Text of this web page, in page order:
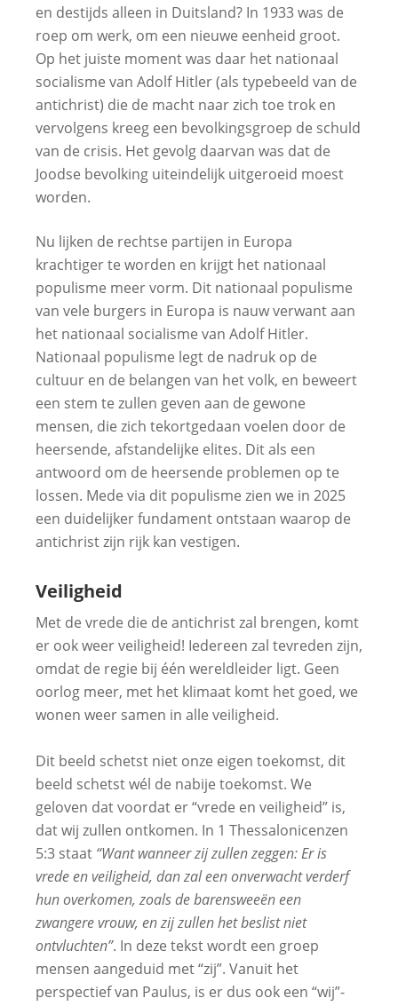
en destijds alleen in Duitsland? In 1933 was de
roep om werk, om een nieuwe eenheid groot.
Op het juiste moment was daar het nationaal
socialisme van Adolf Hitler (als typebeeld van de
antichrist) die de macht naar zich toe trok en
vervolgens kreeg een bevolkingsgroep de schuld
van de crisis. Het gevolg daarvan was dat de
Joodse bevolking uiteindelijk uitgeroeid moest
worden.
Nu lijken de rechtse partijen in Europa
krachtiger te worden en krijgt het nationaal
populisme meer vorm. Dit nationaal populisme
van vele burgers in Europa is nauw verwant aan
het nationaal socialisme van Adolf Hitler.
Nationaal populisme legt de nadruk op de
cultuur en de belangen van het volk, en beweert
een stem te zullen geven aan de gewone
mensen, die zich tekortgedaan voelen door de
heersende, afstandelijke elites. Dit als een
antwoord om de heersende problemen op te
lossen. Mede via dit populisme zien we in 2025
een duidelijker fundament ontstaan waarop de
antichrist zijn rijk kan vestigen.
Veiligheid
Met de vrede die de antichrist zal brengen, komt
er ook weer veiligheid! Iedereen zal tevreden zijn,
omdat de regie bij één wereldleider ligt. Geen
oorlog meer, met het klimaat komt het goed, we
wonen weer samen in alle veiligheid.
Dit beeld schetst niet onze eigen toekomst, dit
beeld schetst wél de nabije toekomst. We
geloven dat voordat er “vrede en veiligheid” is,
dat wij zullen ontkomen. In 1 Thessalonicenzen
5:3 staat “Want wanneer zij zullen zeggen: Er is
vrede en veiligheid, dan zal een onverwacht verderf
hun overkomen, zoals de barensweeën een
zwangere vrouw, en zij zullen het beslist niet
ontvluchten”. In deze tekst wordt een groep
mensen aangeduid met “zij”. Vanuit het
perspectief van Paulus, is er dus ook een “wij”-